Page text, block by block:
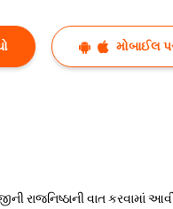
મોબાઈલ
રાજનિષ્ઠાની વાત કરવામાં